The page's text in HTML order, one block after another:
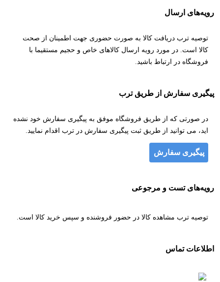
رویه‌های ارسال
توصیه ترب دریافت کالا به صورت حضوری جهت اطمینان از صحت
کالا است. در مورد رویه ارسال کالاهای خاص و حجیم مستقیما با
فروشگاه در ارتباط باشید.
پیگیری سفارش از طریق ترب
در صورتی که از طریق فروشگاه موفق به پیگیری سفارش خود نشده
اید، می توانید از طریق ثبت پیگیری سفارش در ترب اقدام نمایید.
پیگیری سفارش
رویه‌های تست و مرجوعی
توصیه ترب مشاهده کالا در حضور فروشنده و سپس خرید کالا است.
اطلاعات تماس